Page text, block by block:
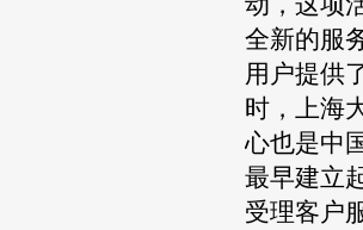
全新的服
用户提供
时， 上海
心也是中
最早建立
受理客户